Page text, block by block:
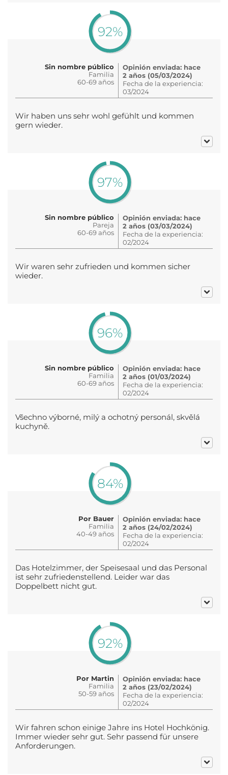
92%
Sin nombre público
Familia
60-69 años
Opinión enviada: hace
2 años (05/03/2024)
Fecha de la experiencia:
03/2024
Wir haben uns sehr wohl gefühlt und kommen
gern wieder.
97%
Sin nombre público
Pareja
60-69 años
Opinión enviada: hace
2 años (03/03/2024)
Fecha de la experiencia:
02/2024
Wir waren sehr zufrieden und kommen sicher
wieder.
96%
Sin nombre público
Familia
60-69 años
Opinión enviada: hace
2 años (01/03/2024)
Fecha de la experiencia:
02/2024
Všechno výborné, milý a ochotný personál, skvělá
kuchyně.
84%
Por Bauer
Familia
40-49 años
Opinión enviada: hace
2 años (24/02/2024)
Fecha de la experiencia:
02/2024
Das Hotelzimmer, der Speisesaal und das Personal
ist sehr zufriedenstellend. Leider war das
Doppelbett nicht gut.
92%
Por Martin
Familia
50-59 años
Opinión enviada: hace
2 años (23/02/2024)
Fecha de la experiencia:
02/2024
Wir fahren schon einige Jahre ins Hotel Hochkönig.
Immer wieder sehr gut. Sehr passend für unsere
Anforderungen.